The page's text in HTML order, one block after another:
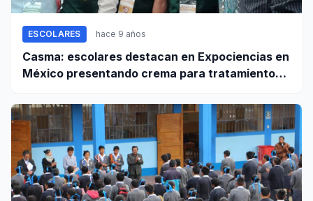
ESCOLARES hace 9 años
Casma: escolares destacan en Expociencias en
México presentando crema para tratamiento